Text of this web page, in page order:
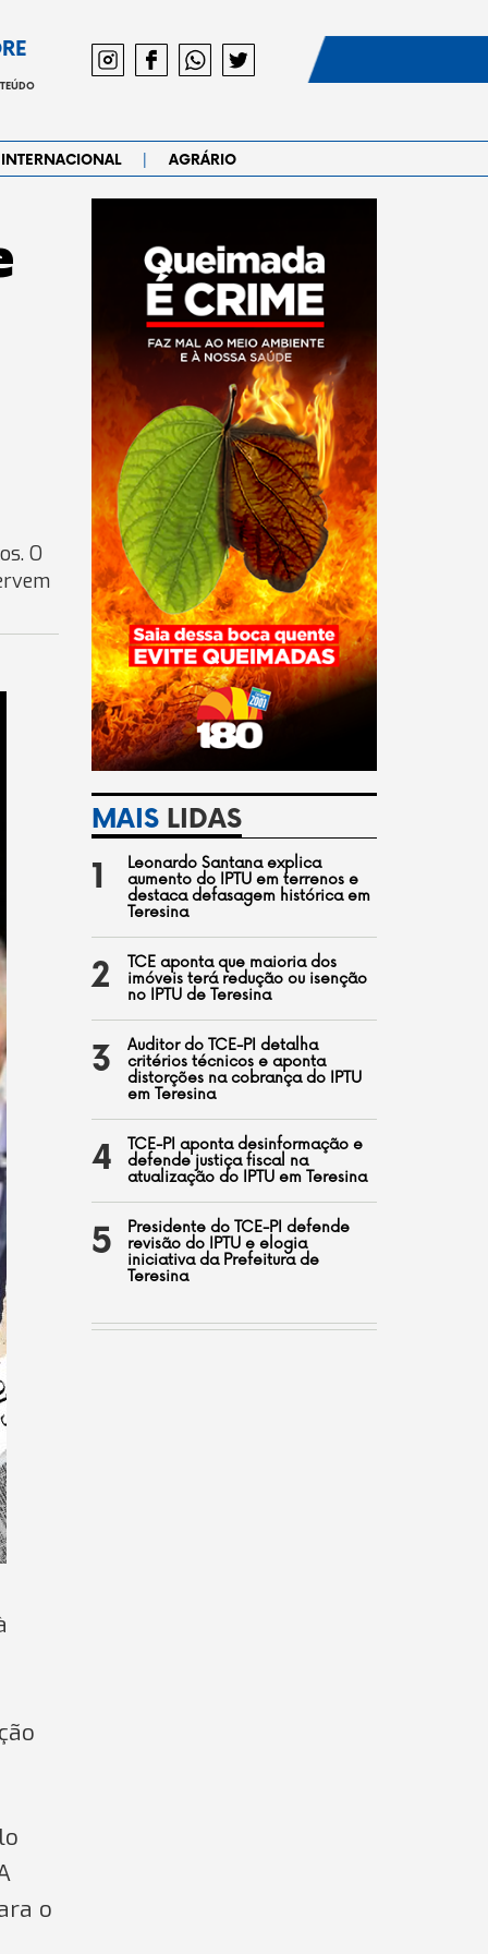
INTERNACIONAL | AGRÁRIO
O
o
MAISLIDAS
1
Leonardo Santana explica
aumento do IPTU em terrenos e
destaca defasagem histórica em
Teresina
2
TCE aponta que maioria dos
imóveis terá redução ou isenção
no IPTU de Teresina
3
Auditor do TCE-PI detalha
critérios técnicos e aponta
distorções na cobrança do IPTU
em Teresina
4
TCE-PI aponta desinformação e
defende justiça fiscal na
atualização do IPTU em Teresina
5
Presidente do TCE-PI defende
revisão do IPTU e elogia
iniciativa da Prefeitura de
Teresina